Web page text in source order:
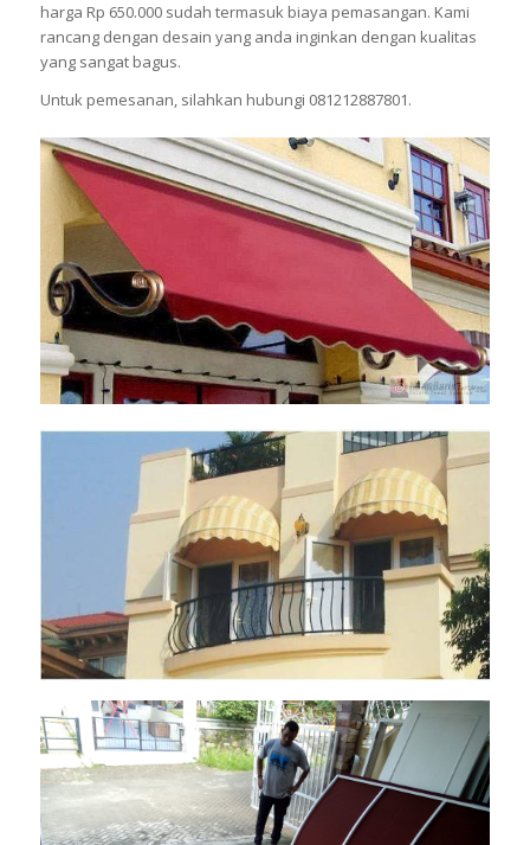
harga Rp 650.000 sudah termasuk biaya pemasangan. Kami
rancang dengan desain yang anda inginkan dengan kualitas
yang sangat bagus.
Untuk pemesanan, silahkan hubungi 081212887801.